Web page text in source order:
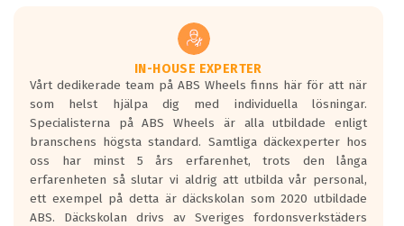
vid åtdragning av hjulbultarna.
helt kort att du som förare alltid ska ha koll på lufttrycket i
Samtliga ABS Wheels fälgar är kompatibla med TPMS
sensorer.
IN-HOUSE EXPERTER
Vårt dedikerade team på ABS Wheels finns här för att när
som helst hjälpa dig med individuella lösningar.
Specialisterna på ABS Wheels är alla utbildade enligt
branschens högsta standard. Samtliga däckexperter hos
oss har minst 5 års erfarenhet, trots den långa
erfarenheten så slutar vi aldrig att utbilda vår personal,
ett exempel på detta är däckskolan som 2020 utbildade
ABS. Däckskolan drivs av Sveriges fordonsverkstäders